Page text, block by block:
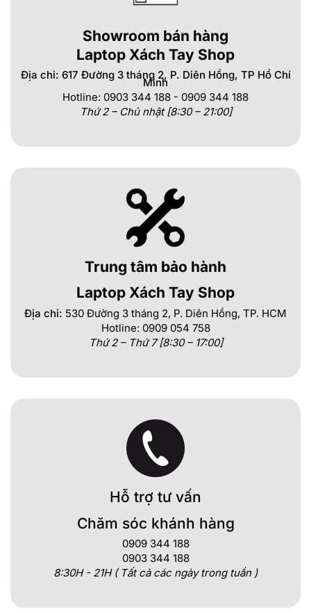
Showroom bán hàng
Laptop Xách Tay Shop
Địa chỉ: 617 Đường 3 tháng 2, P. Diên Hồng, TP Hồ Chí
Minh
Hotline: 0903 344 188 - 0909 344 188
Thứ 2 – Chủ nhật [8:30 – 21:00]
Trung tâm bảo hành
Laptop Xách Tay Shop
Địa chỉ: 530 Đường 3 tháng 2, P. Diên Hồng, TP. HCM
Hotline: 0909 054 758
Thứ 2 – Thứ 7 [8:30 – 17:00]
Hỗ trợ tư vấn
Chăm sóc khánh hàng
0909 344 188
0903 344 188
8:30H - 21H ( Tất cả các ngày trong tuần )